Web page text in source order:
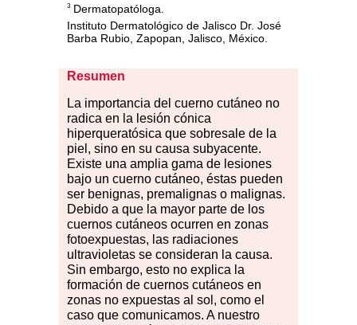
3 Dermatopatóloga.
Instituto Dermatológico de Jalisco Dr. José
Barba Rubio, Zapopan, Jalisco, México.
Resumen
La importancia del cuerno cutáneo no
radica en la lesión cónica
hiperqueratósica que sobresale de la
piel, sino en su causa subyacente.
Existe una amplia gama de lesiones
bajo un cuerno cutáneo, éstas pueden
ser benignas, premalignas o malignas.
Debido a que la mayor parte de los
cuernos cutáneos ocurren en zonas
fotoexpuestas, las radiaciones
ultravioletas se consideran la causa.
Sin embargo, esto no explica la
formación de cuernos cutáneos en
zonas no expuestas al sol, como el
caso que comunicamos. A nuestro